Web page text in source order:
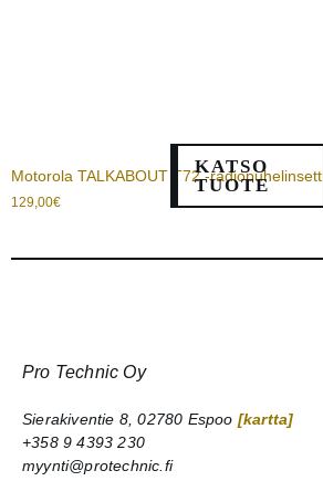
Motorola TALKABOUT T72 -radiopuhelinsetti
129,00€
KATSO
TUOTE
Pro Technic Oy
Sierakiventie 8, 02780 Espoo [kartta]
+358 9 4393 230
myynti@protechnic.fi